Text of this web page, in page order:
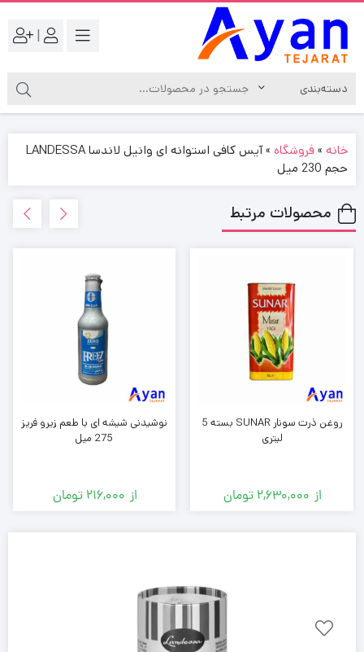
|
خانه »فروشگاه »
آیس کافی استوانه ای وانیل لاندسا LANDESSA
حجم 230 میل
محصولات مرتبط
روغن ذرت سونار SUNAR بسته 5
لیتری
از 2,630,000 تومان
نوشیدنی شیشه ای با طعم زیرو فریز
275 میل
از 216,000 تومان